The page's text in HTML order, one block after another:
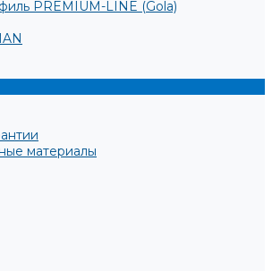
PREMIUM-LINE (Gola)
материалы